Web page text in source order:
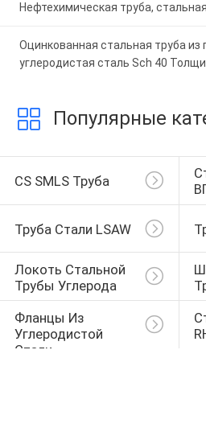
Нефтехимическая труба,
Оцинкованная стальная труба из
углеродистая сталь Sch 40
Популярные
CS SMLS Труба
Труба Стали LSAW
Локоть Стальной
Трубы Углерода
Фланцы Из
Углеродистой
Стали